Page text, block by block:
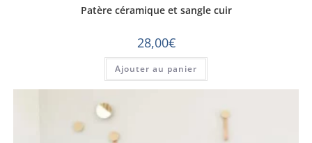
Patère céramique et sangle cuir
28,00€
Ajouter au panier